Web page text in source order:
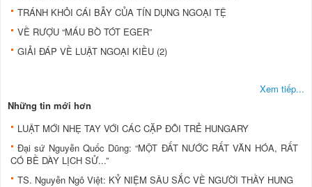
TRÁNH KHỎI CÁI BẪY CỦA TÍN DỤNG NGOẠI TỆ
VỀ RƯỢU “MÁU BÒ TÓT EGER”
GIẢI ĐÁP VỀ LUẬT NGOẠI KIỀU (2)
Xem tiếp...
Những tin mới hơn
LUẬT MỚI NHẸ TAY VỚI CÁC CẶP ĐÔI TRẺ HUNGARY
Đại sứ Nguyễn Quốc Dũng: “MỘT ĐẤT NƯỚC RẤT VĂN HÓA, RẤT
CÓ BỀ DÀY LỊCH SỬ...”
TS. Nguyễn Ngô Việt: KỶ NIỆM SÂU SẮC VỀ NGƯỜI THẦY HUNG